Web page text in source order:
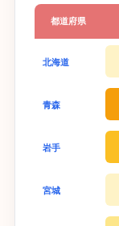
都道府県
北海道
青森
岩手
宮城